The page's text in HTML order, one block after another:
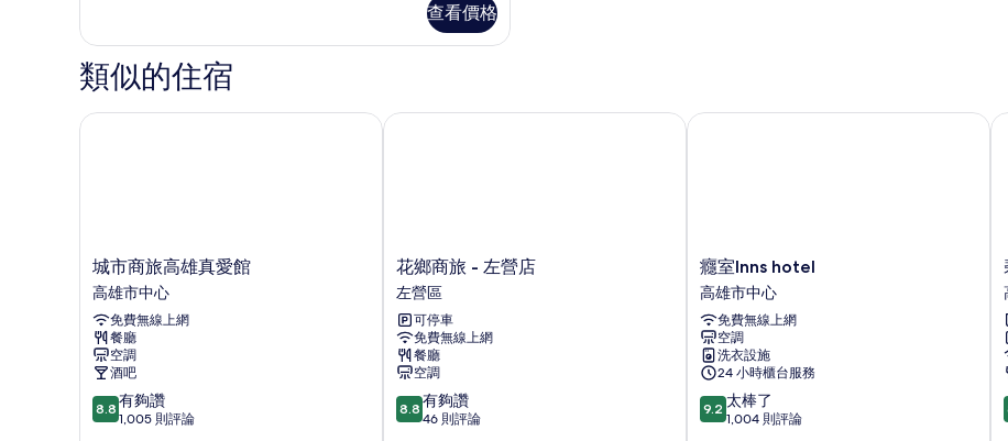
房
的
詳
情
查看價格
類似的住宿
城
市
商
旅
高
雄
真
愛
館
城市商旅高雄真愛館
高雄市中心
免費無線上網
餐廳
空調
酒吧
8.8
分，
8.8 有夠讚
1,005 則評論
城市商旅高雄真愛館
花
鄉
商
旅
-
左
營
店
左
花鄉商旅 - 左營店
左營區
可停車
免費無線上網
餐廳
空調
8.8
分，
8.8 有夠讚
46 則評論
花鄉商旅 - 左營店
癮
室
Inns
hotel
高
雄
市
中
心
癮室Inns hotel
高雄市中心
免費無線上網
空調
洗衣設施
24 小時櫃台服務
9.2
分，
9.2 太棒了
1,004 則評論
癮室Inns hotel